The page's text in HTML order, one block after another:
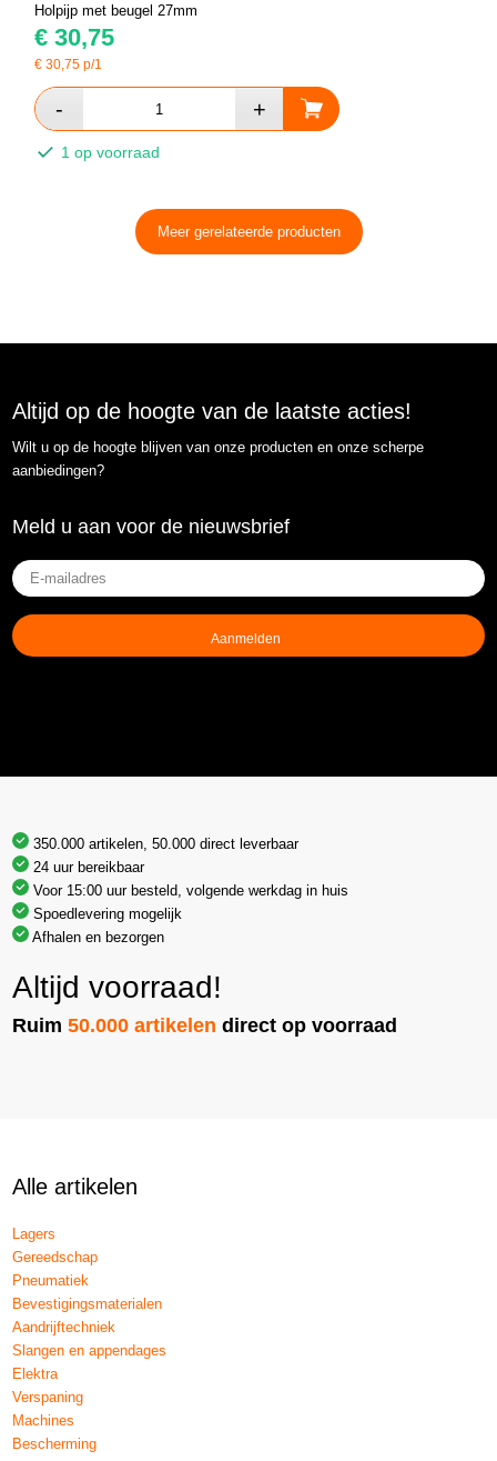
Holpijp met beugel 27mm
€ 30,75
€30,75 p/1
1 op voorraad
Meer gerelateerde producten
Altijd op de hoogte van de laatste acties!
Wilt u op de hoogte blijven van onze producten en onze scherpe
aanbiedingen?
Meld u aan voor de nieuwsbrief
E-
mailadres
(Vereist)
350.000 artikelen, 50.000 direct leverbaar
24 uur bereikbaar
Voor 15:00 uur besteld, volgende werkdag in huis
Spoedlevering mogelijk
Afhalen en bezorgen
Altijd voorraad!
Ruim50.000 artikelen direct op voorraad
Alle artikelen
Lagers
Gereedschap
Pneumatiek
Bevestigingsmaterialen
Aandrijftechniek
Slangen en appendages
Elektra
Verspaning
Machines
Bescherming